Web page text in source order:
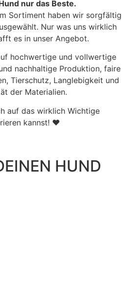
nur das Beste.
Sortiment haben wir sorgfältig
Nur was uns wirklich
es in unser Angebot.
hochwertige und vollwertige
nachhaltige Produktion, faire
Tierschutz, Langlebigkeit und
der Materialien.
auf das wirklich Wichtige
kannst! ♥
HUND